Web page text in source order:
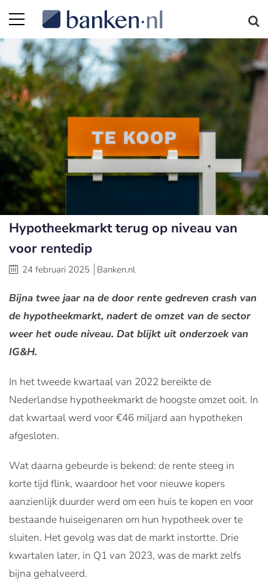
Hypotheekmarkt terug op niveau van
voor rentedip
24 februari 2025 Banken.nl
Bijna twee jaar na de door rente gedreven crash van
de hypotheekmarkt, nadert de omzet van de sector
weer het oude niveau. Dat blijkt uit onderzoek van
IG&H.
In het tweede kwartaal van 2022 bereikte de
Nederlandse hypotheekmarkt de hoogste omzet ooit. In
dat kwartaal werd voor €46 miljard aan hypotheken
afgesloten.
Wat daarna gebeurde is bekend: de rente steeg in
korte tijd flink, waardoor het voor nieuwe kopers
aanzienlijk duurder werd om een huis te kopen en voor
bestaande huiseigenaren om hun hypotheek over te
sluiten. Het gevolg was dat de markt instortte. Drie
kwartalen later, in Q1 van 2023, was de markt zelfs
bijna gehalveerd.